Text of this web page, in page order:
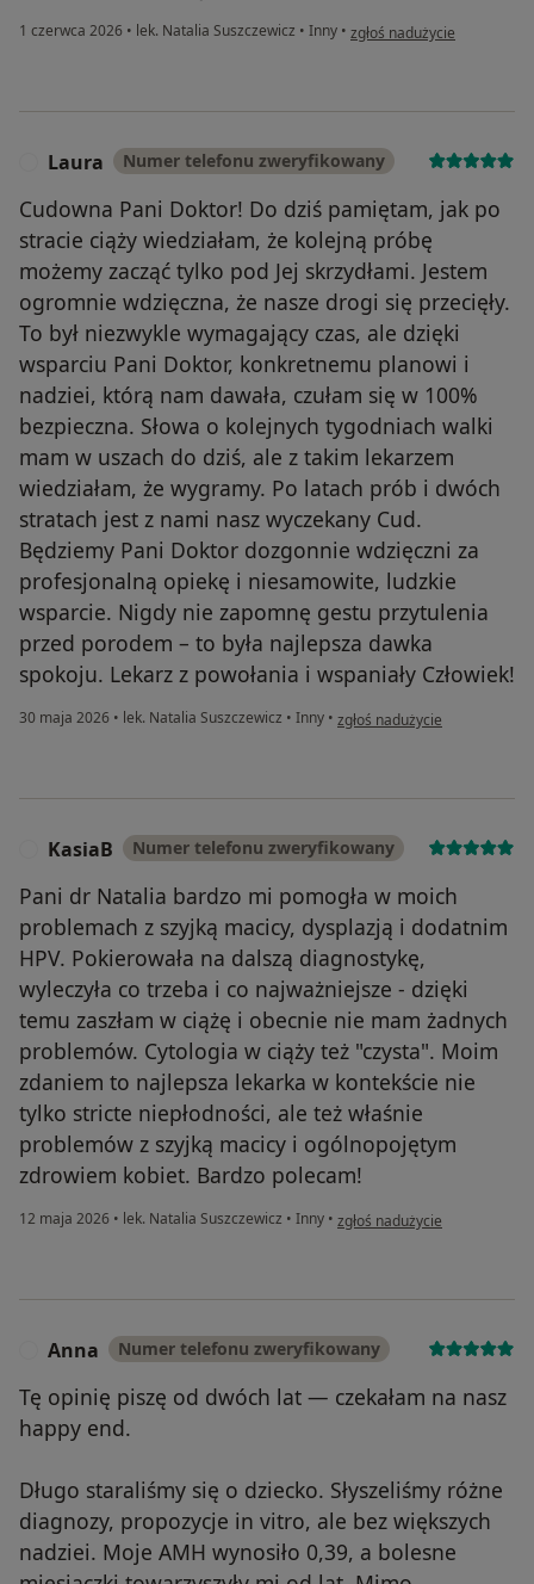
1 czerwca 2026 • lek. Natalia Suszczewicz • Inny • w opinii użytkownika Marta
zgłoś nadużycie
Laura Numer telefonu zweryfikowany
Cudowna Pani Doktor! Do dziś pamiętam, jak po
stracie ciąży wiedziałam, że kolejną próbę
możemy zacząć tylko pod Jej skrzydłami. Jestem
ogromnie wdzięczna, że nasze drogi się przecięły.
To był niezwykle wymagający czas, ale dzięki
wsparciu Pani Doktor, konkretnemu planowi i
nadziei, którą nam dawała, czułam się w 100%
bezpieczna. Słowa o kolejnych tygodniach walki
mam w uszach do dziś, ale z takim lekarzem
wiedziałam, że wygramy. Po latach prób i dwóch
stratach jest z nami nasz wyczekany Cud.
Będziemy Pani Doktor dozgonnie wdzięczni za
profesjonalną opiekę i niesamowite, ludzkie
wsparcie. Nigdy nie zapomnę gestu przytulenia
przed porodem – to była najlepsza dawka
spokoju. Lekarz z powołania i wspaniały Człowiek!
30 maja 2026 • lek. Natalia Suszczewicz • Inny • w opinii użytkownika Laura
zgłoś nadużycie
KasiaB Numer telefonu zweryfikowany
Pani dr Natalia bardzo mi pomogła w moich
problemach z szyjką macicy, dysplazją i dodatnim
HPV. Pokierowała na dalszą diagnostykę,
wyleczyła co trzeba i co najważniejsze - dzięki
temu zaszłam w ciążę i obecnie nie mam żadnych
problemów. Cytologia w ciąży też "czysta". Moim
zdaniem to najlepsza lekarka w kontekście nie
tylko stricte niepłodności, ale też właśnie
problemów z szyjką macicy i ogólnopojętym
zdrowiem kobiet. Bardzo polecam!
12 maja 2026 • lek. Natalia Suszczewicz • Inny • w opinii użytkownika KasiaB
zgłoś nadużycie
Anna Numer telefonu zweryfikowany
Tę opinię piszę od dwóch lat — czekałam na nasz
happy end.
Długo staraliśmy się o dziecko. Słyszeliśmy różne
diagnozy, propozycje in vitro, ale bez większych
nadziei. Moje AMH wynosiło 0,39, a bolesne